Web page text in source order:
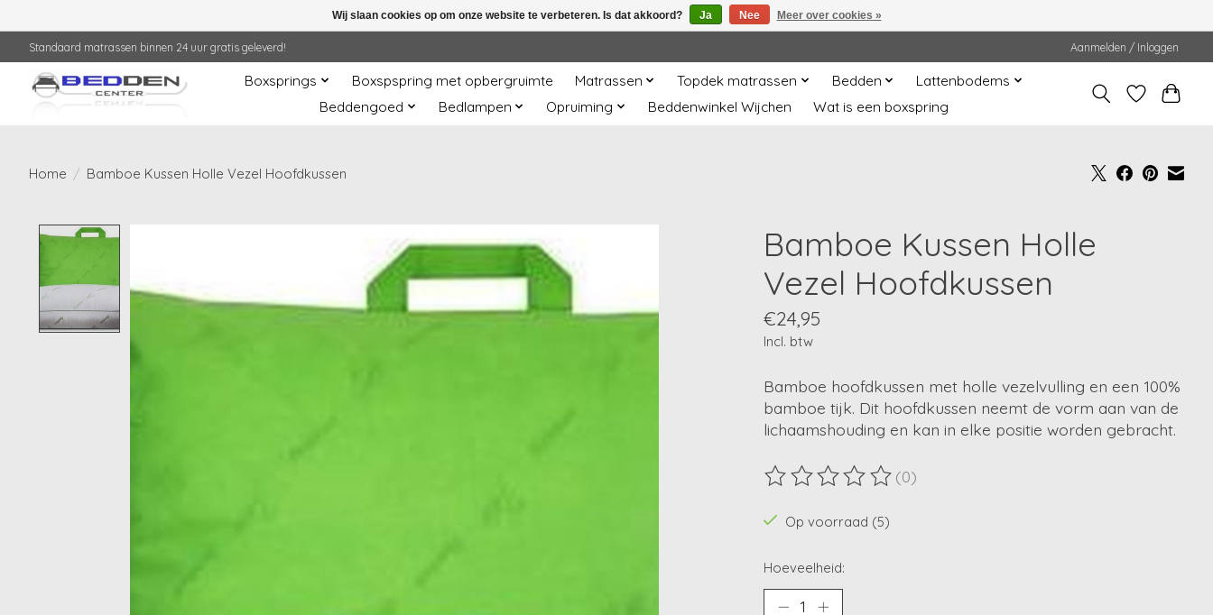
Standaard matrassen binnen 24 uur gratis geleverd! Aanmelden / Inloggen
Boxsprings Boxspspring met opbergruimte Matrassen Topdek matrassen Bedden
Lattenbodems
Beddengoed
Bedlampen Opruiming Beddenwinkel Wijchen Wat is een boxspring
Home / Bamboe Kussen Holle Vezel Hoofdkussen
Bamboe Kussen Holle
Vezel Hoofdkussen
€24,95
Incl. btw
Bamboe hoofdkussen met holle vezelvulling en een 100%
bamboe tijk. Dit hoofdkussen neemt de vorm aan van de
lichaamshouding en kan in elke positie worden gebracht.
De beoordeling van dit product is
(0)
Op voorraad (5)
Hoeveelheid:
Wij slaan cookies op om onze website te verbeteren. Is dat akkoord? Ja Nee Meer over cookies »